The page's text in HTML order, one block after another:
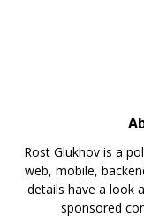
Rost Glukhov is a
web, mobile,
details have a look
sponsored